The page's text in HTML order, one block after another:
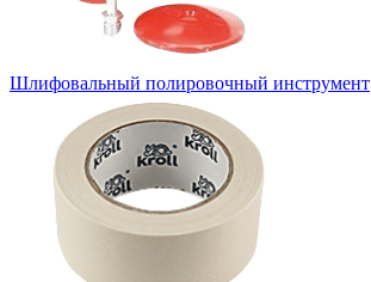
Шлифовальный полировочный инструмент